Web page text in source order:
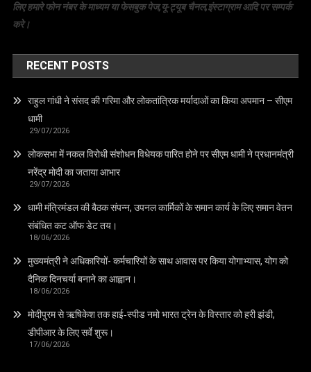
लिए हमारे फोन नंबर के माध्यम या फेसबुक पेज,यू-ट्यूब चैनल,इंस्टाग्राम आदि पर सम्पर्क
करे।
RECENT POSTS
राहुल गांधी ने संसद की गरिमा और लोकतांत्रिक मर्यादाओं का किया अपमान – सीएम
धामी
29/07/2026
लोकसभा में नकल विरोधी संशोधन विधेयक पारित होने पर सीएम धामी ने प्रधानमंत्री
नरेंद्र मोदी का जताया आभार
29/07/2026
धामी मंत्रिमंडल की बैठक संपन्न, उपनल कार्मिकों के समान कार्य के लिए समान वेतन
संबंधित कट ऑफ डेट तय।
18/06/2026
मुख्यमंत्री ने अधिकारियों- कर्मचारियों के साथ आवास पर किया योगाभ्यास, योग को
दैनिक दिनचर्या बनाने का आह्वान।
18/06/2026
मोदीपुरम से ऋषिकेश तक हाई‑स्पीड नमो भारत ट्रेन के विस्तार को हरी झंडी,
डीपीआर के लिए सर्वे शुरू।
17/06/2026